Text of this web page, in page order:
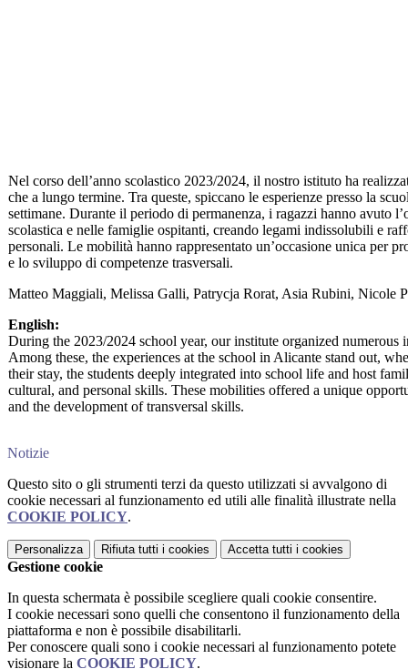
Nel corso dell’anno scolastico 2023/2024, il nostro istituto ha
che a lungo termine. Tra queste, spiccano le esperienze presso la
settimane. Durante il periodo di permanenza, i ragazzi hanno avuto
scolastica e nelle famiglie ospitanti, creando legami indissolubili e
personali. Le mobilità hanno rappresentato un’occasione unica per
e lo sviluppo di competenze trasversali.
Matteo Maggiali, Melissa Galli, Patrycja Rorat, Asia Rubini, Nicole
English:
During the 2023/2024 school year, our institute organized
Among these, the experiences at the school in Alicante stand out,
their stay, the students deeply integrated into school life and host
cultural, and personal skills. These mobilities offered a unique
and the development of transversal skills.
Notizie
Questo sito o gli strumenti terzi da questo utilizzati si avvalgono di
cookie necessari al funzionamento ed utili alle finalità illustrate nella
COOKIE POLICY.
Personalizza Rifiuta tutti i cookies Accetta tutti i cookies
Gestione cookie
In questa schermata è possibile scegliere quali cookie consentire.
I cookie necessari sono quelli che consentono il funzionamento della
piattaforma e non è possibile disabilitarli.
Per conoscere quali sono i cookie necessari al funzionamento potete
visionare la COOKIE POLICY.